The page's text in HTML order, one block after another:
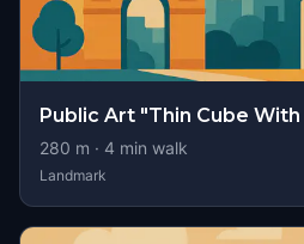
Public Art "Thin Cube
280 m · 4 min walk
Landmark